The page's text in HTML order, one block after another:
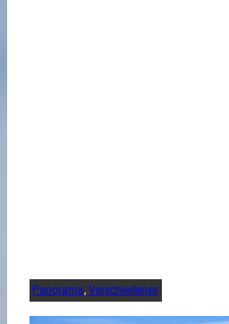
Panorama, Verschiedenes